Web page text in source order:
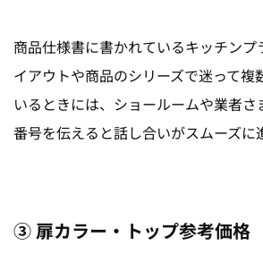
商品仕様書に書かれているキッチンプ
イアウトや商品のシリーズで迷って複
いるときには、ショールームや業者
番号を伝えると話し合いがスムーズに
③ 扉カラー・トップ参考価格